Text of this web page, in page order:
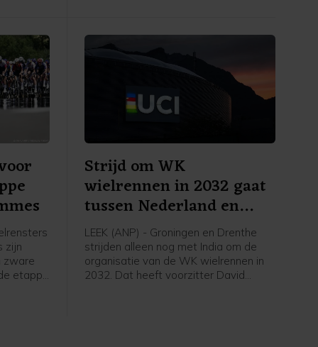
zijn
zware
etappe
Strijd om WK
wielrennen in 2032 gaat
tussen Nederland en
India
LEEK (ANP) - Groningen en Drenthe
strijden alleen nog met India om de
organisatie van de WK wielrennen in
2032. Dat heeft voorzitter David